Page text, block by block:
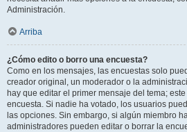
Administración.
Arriba
¿Cómo edito o borro una encuesta?
Como en los mensajes, las encuestas solo
creador original, un moderador o la
hay que editar el primer mensaje del tema;
encuesta. Si nadie ha votado, los usuarios
las opciones. Sin embargo, si algún miembro
administradores pueden editar o borrar la